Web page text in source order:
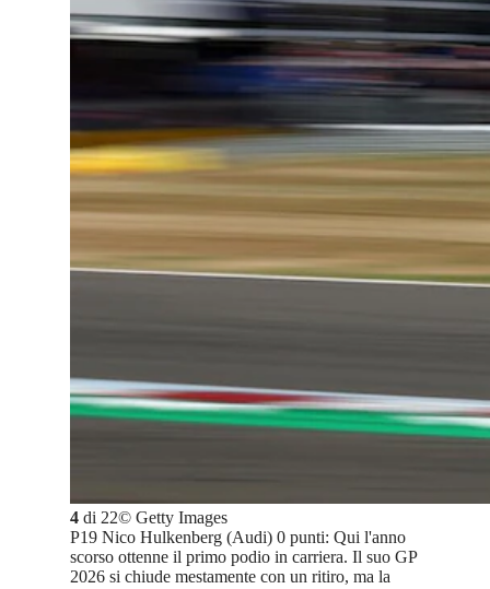
4 di 22© Getty Images
P19 Nico Hulkenberg (Audi) 0 punti: Qui l'anno
scorso ottenne il primo podio in carriera. Il suo GP
2026 si chiude mestamente con un ritiro, ma la